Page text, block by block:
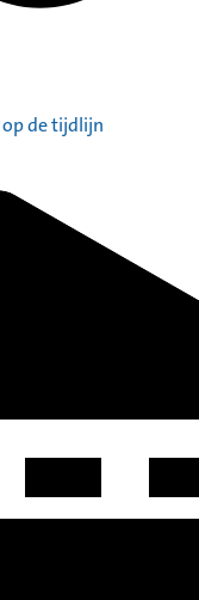
de tijdlijn